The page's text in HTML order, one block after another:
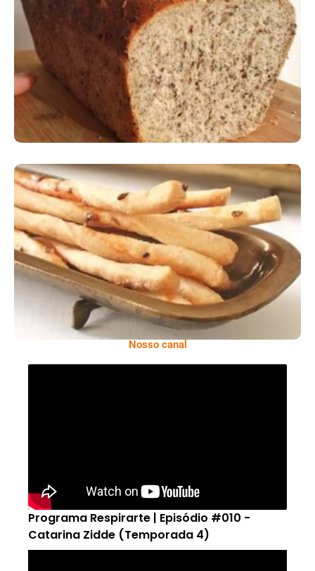
Comer Bem: Pão Low Carb
Comer Bem: Palitinhos De Cebola E Salsa
Nosso canal
Programa Respirarte | Episódio #010 -
Catarina Zidde (Temporada 4)